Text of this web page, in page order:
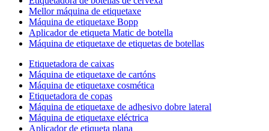
Mellor máquina de etiquetaxe
Máquina de etiquetaxe Bopp
Aplicador de etiqueta Matic de botella
Máquina de etiquetaxe de etiquetas de botellas
Etiquetadora de caixas
Máquina de etiquetaxe de cartóns
Máquina de etiquetaxe cosmética
Etiquetadora de copas
Máquina de etiquetaxe de adhesivo dobre lateral
Máquina de etiquetaxe eléctrica
Aplicador de etiqueta plana